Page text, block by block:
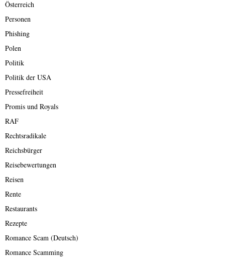
Österreich
Personen
Phishing
Polen
Politik
Politik der USA
Pressefreiheit
Promis und Royals
RAF
Rechtsradikale
Reichsbürger
Reisebewertungen
Reisen
Rente
Restaurants
Rezepte
Romance Scam (Deutsch)
Romance Scamming